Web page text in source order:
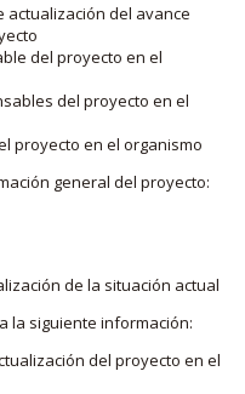
actualización del avance
del proyecto en el
del proyecto en el
proyecto en el organismo
general del proyecto:
de la situación actual
la siguiente información:
del proyecto en el